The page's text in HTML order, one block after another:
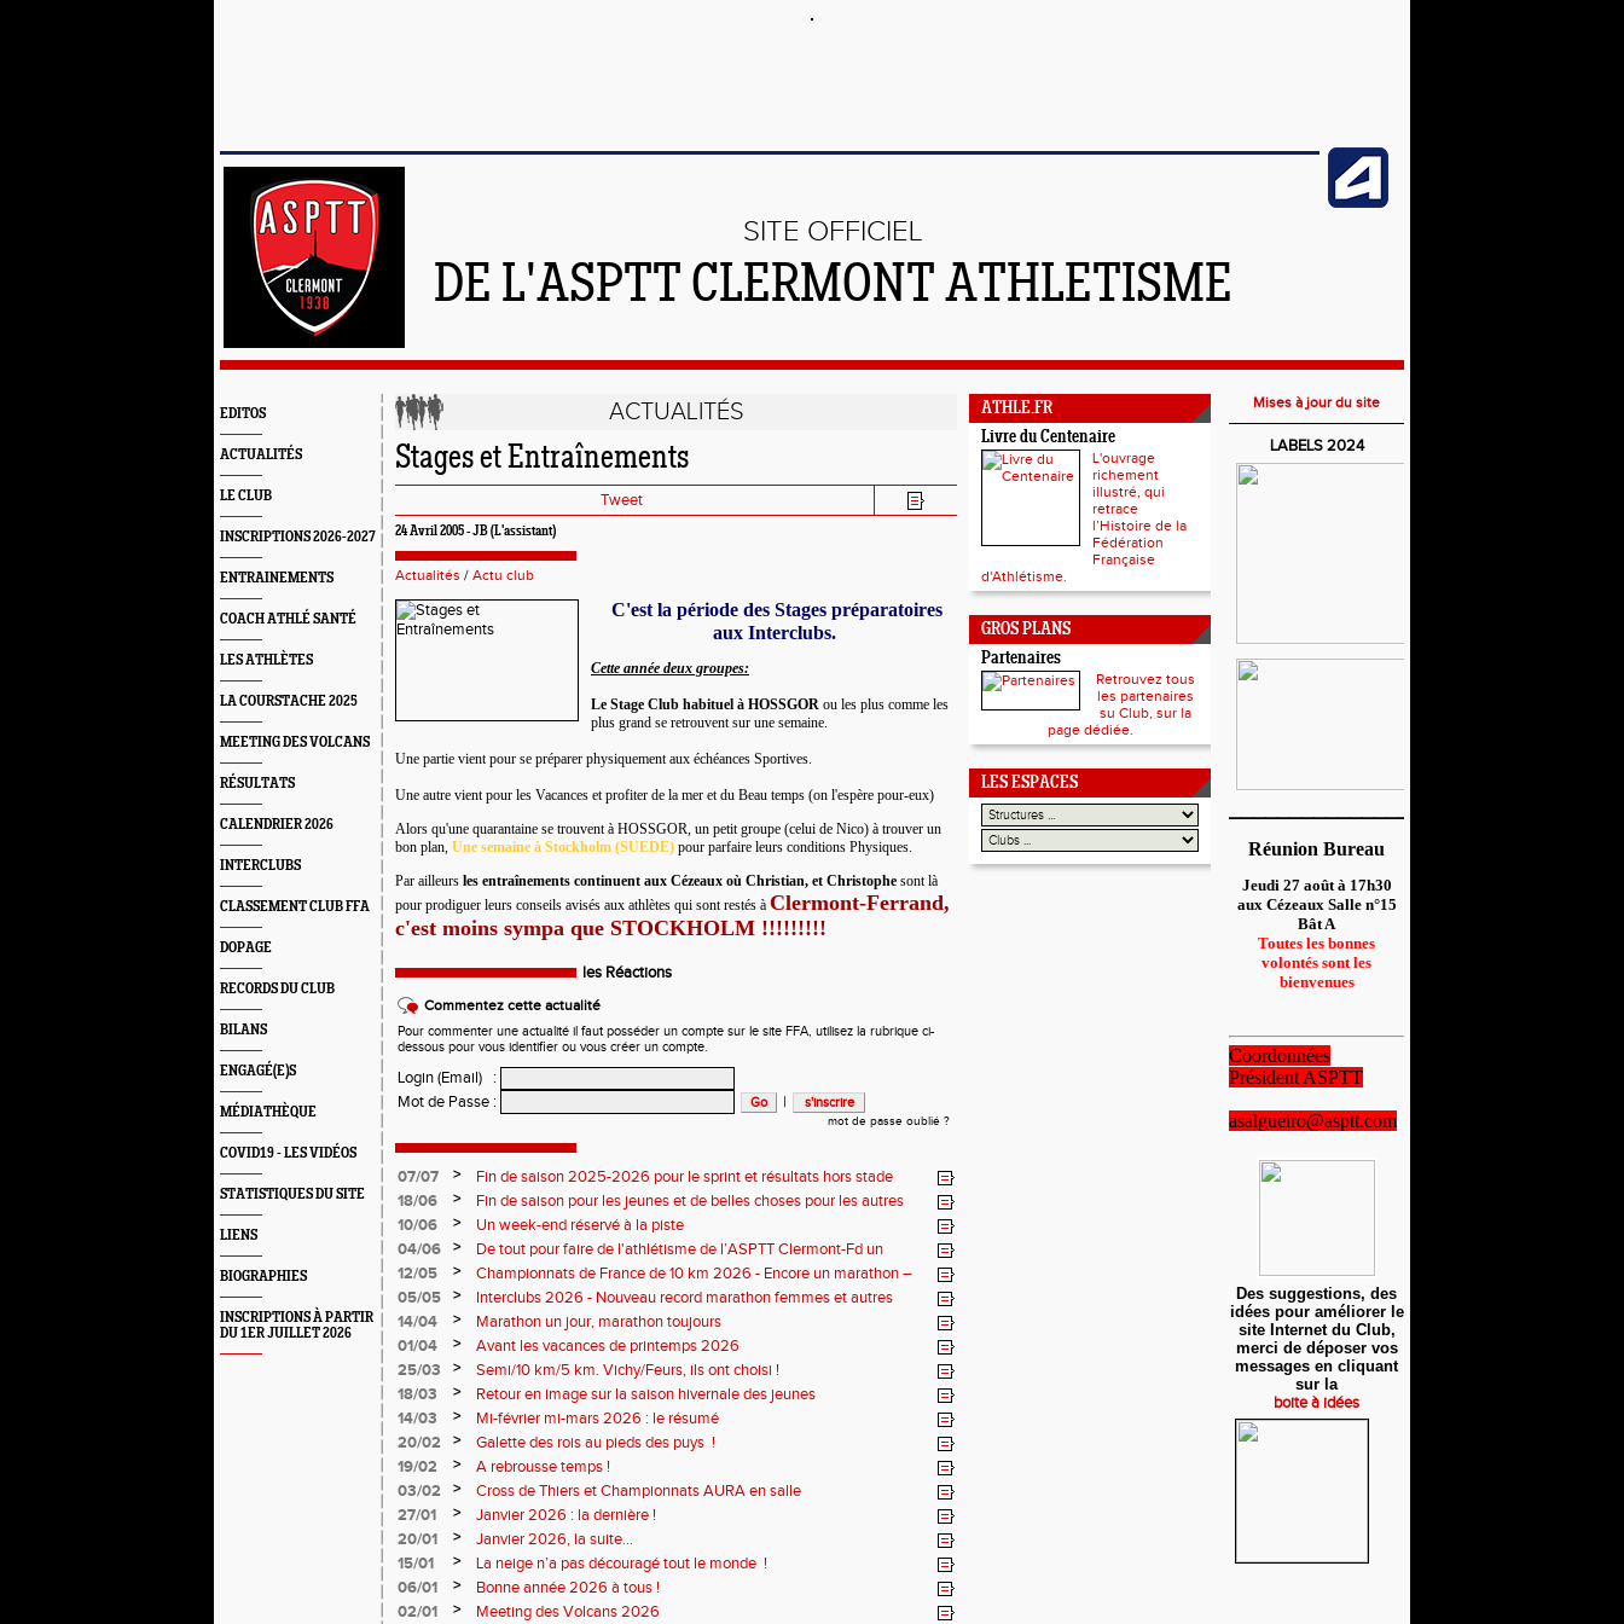
SITE OFFICIEL
DE L'ASPTT CLERMONT ATHLETISME
EDITOS
ACTUALITÉS
LE CLUB
INSCRIPTIONS 2026-2027
ENTRAINEMENTS
COACH ATHLÉ SANTÉ
LES ATHLÈTES
LA COURSTACHE 2025
MEETING DES VOLCANS
RÉSULTATS
CALENDRIER 2026
INTERCLUBS
CLASSEMENT CLUB FFA
DOPAGE
RECORDS DU CLUB
BILANS
ENGAGÉ(E)S
MÉDIATHÈQUE
COVID19 - LES VIDÉOS
STATISTIQUES DU SITE
LIENS
BIOGRAPHIES
INSCRIPTIONS À PARTIR
DU 1ER JUILLET 2026
ACTUALITÉS
Stages et Entraînements
Tweet
24 Avril 2005 - JB (L'assistant)
Actualités / Actu club
C'est la période des Stages préparatoires
aux Interclubs.
Cette année deux groupes:
Le Stage Club habituel à HOSSGOR ou les plus comme les
plus grand se retrouvent sur une semaine.
Une partie vient pour se préparer physiquement aux échéances Sportives.
Une autre vient pour les Vacances et profiter de la mer et du Beau temps (on l'espère pour-eux)
Alors qu'une quarantaine se trouvent à HOSSGOR, un petit groupe (celui de Nico) à trouver un
bon plan, Une semaine à Stockholm (SUEDE) pour parfaire leurs conditions Physiques.
Par ailleurs les entraînements continuent aux Cézeaux où Christian, et Christophe sont là
pour prodiguer leurs conseils avisés aux athlètes qui sont restés à Clermont-Ferrand,
c'est moins sympa que STOCKHOLM !!!!!!!!!
les Réactions
Commentez cette actualité
Pour commenter une actualité il faut posséder un compte sur le site FFA, utilisez la rubrique ci-
dessous pour vous identifier ou vous créer un compte.
Login (Email)
:
Mot de Passe : |
mot de passe oublié ?
07/07 >
Fin de saison 2025-2026 pour le sprint et résultats hors stade
18/06
>
Fin de saison pour les jeunes et de belles choses pour les autres
10/06
>
Un week-end réservé à la piste
04/06
>
De tout pour faire de l'athlétisme de l’ASPTT Clermont-Fd un
monde souriant
12/05 >
Championnats de France de 10 km 2026 - Encore un marathon –
Soirées piste
05/05 >
Interclubs 2026 - Nouveau record marathon femmes et autres
résultats
14/04 >
Marathon un jour, marathon toujours
01/04
>
Avant les vacances de printemps 2026
25/03
>
Semi/10 km/5 km. Vichy/Feurs, ils ont choisi !
18/03
>
Retour en image sur la saison hivernale des jeunes
14/03
>
Mi-février mi-mars 2026 : le résumé
20/02
>
Galette des rois au pieds des puys !
19/02
>
A rebrousse temps !
03/02
>
Cross de Thiers et Championnats AURA en salle
27/01
>
Janvier 2026 : la dernière !
20/01
>
Janvier 2026, la suite...
15/01
>
La neige n’a pas découragé tout le monde !
06/01
>
Bonne année 2026 à tous !
02/01
> Meeting des Volcans 2026
ATHLE.FR
Livre du Centenaire
L'ouvrage
richement
illustré, qui
retrace
l’Histoire de la
Fédération
Française
d'Athlétisme.
GROS PLANS
Partenaires
Retrouvez tous
les partenaires
su Club, sur la
page dédiée.
LES ESPACES
Mises à jour du site
LABELS 2024
Réunion Bureau
Jeudi 27 août à 17h30
aux Cézeaux Salle n°15
Bât A
Toutes les bonnes
volontés sont les
bienvenues
Coordonnées
Président ASPTT
asalgueiro@asptt.com
Des suggestions, des
idées pour améliorer le
site Internet du Club,
merci de déposer vos
messages en cliquant
sur la
boite à idées